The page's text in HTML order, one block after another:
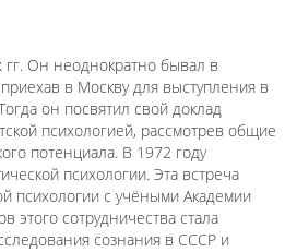
гг. Он неоднократно бывал в
в Москву для выступления в
он посвятил свой доклад
психологией, рассмотрев общие
потенциала. В 1972 году
психологии. Эта встреча
психологии с учёными Академии
этого сотрудничества стала
сознания в СССР и